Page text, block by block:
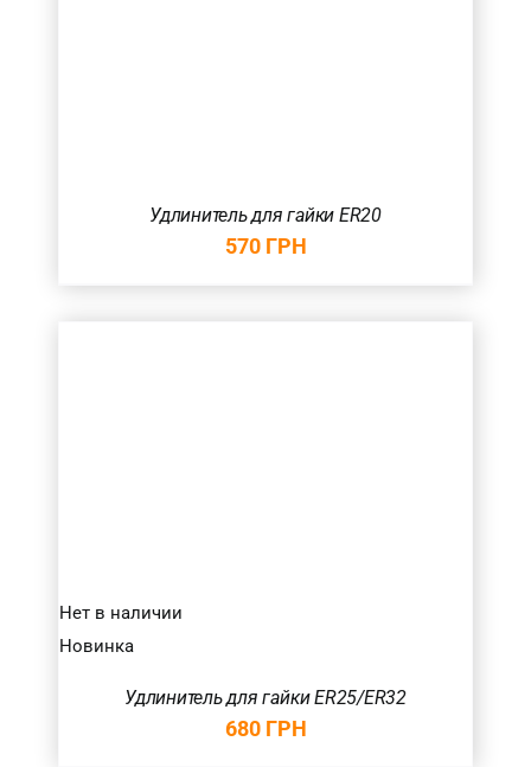
Удлинитель для гайки ER20
570 ГРН
Нет в наличии
Новинка
Удлинитель для гайки ER25/ER32
680 ГРН